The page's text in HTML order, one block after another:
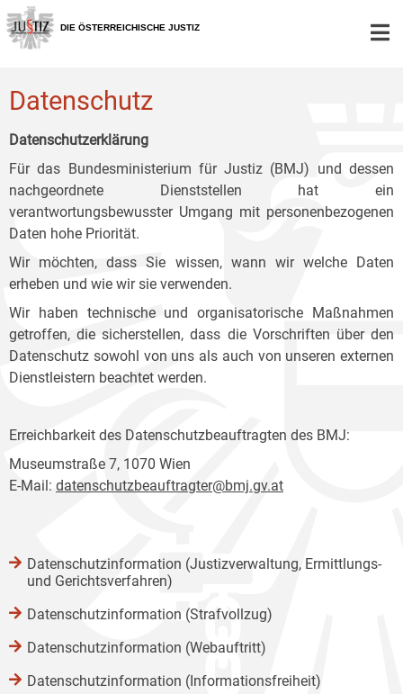
Zur
Hauptnavigation
[1]
Zum
Inhalt
[2]
Zum
Untermenü
[3]
DIE ÖSTERREICHISCHE JUSTIZ
Datenschutz
Datenschutzerklärung
Für das Bundesministerium für Justiz (BMJ) und dessen
nachgeordnete Dienststellen hat ein
verantwortungsbewusster Umgang mit personenbezogenen
Daten hohe Priorität.
Wir möchten, dass Sie wissen, wann wir welche Daten
erheben und wie wir sie verwenden.
Wir haben technische und organisatorische Maßnahmen
getroffen, die sicherstellen, dass die Vorschriften über den
Datenschutz sowohl von uns als auch von unseren externen
Dienstleistern beachtet werden.
Erreichbarkeit des Datenschutzbeauftragten des BMJ:
Museumstraße 7, 1070 Wien
E-Mail: datenschutzbeauftragter@bmj.gv.at
Datenschutzinformation (Justizverwaltung, Ermittlungs-
und Gerichtsverfahren)
Datenschutzinformation (Strafvollzug)
Datenschutzinformation (Webauftritt)
Datenschutzinformation (Informationsfreiheit)